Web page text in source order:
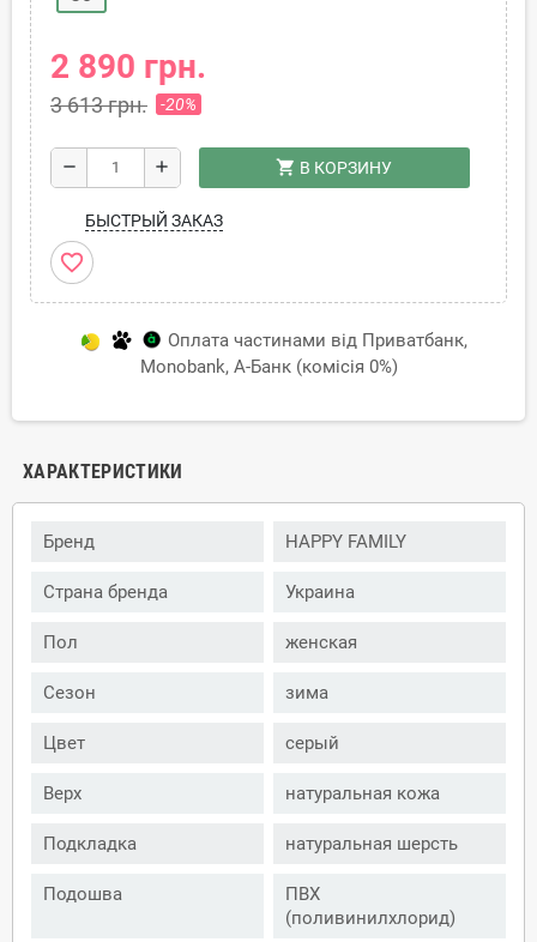
2 890 грн.
3 613 грн. -20%
remove add shopping_cart В КОРЗИНУ
БЫСТРЫЙ ЗАКАЗ
favorite_border
Оплата частинами від Приватбанк,
Monobank, А-Банк (комісія 0%)
ХАРАКТЕРИСТИКИ
Бренд HAPPY FAMILY
Страна бренда Украина
Пол женская
Сезон зима
Цвет серый
Верх натуральная кожа
Подкладка натуральная шерсть
Подошва
ПВХ
(поливинилхлорид)